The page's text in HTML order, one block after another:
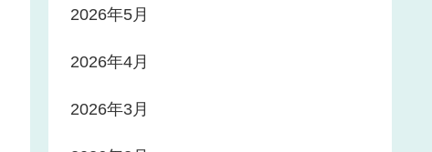
2026年5月
2026年4月
2026年3月